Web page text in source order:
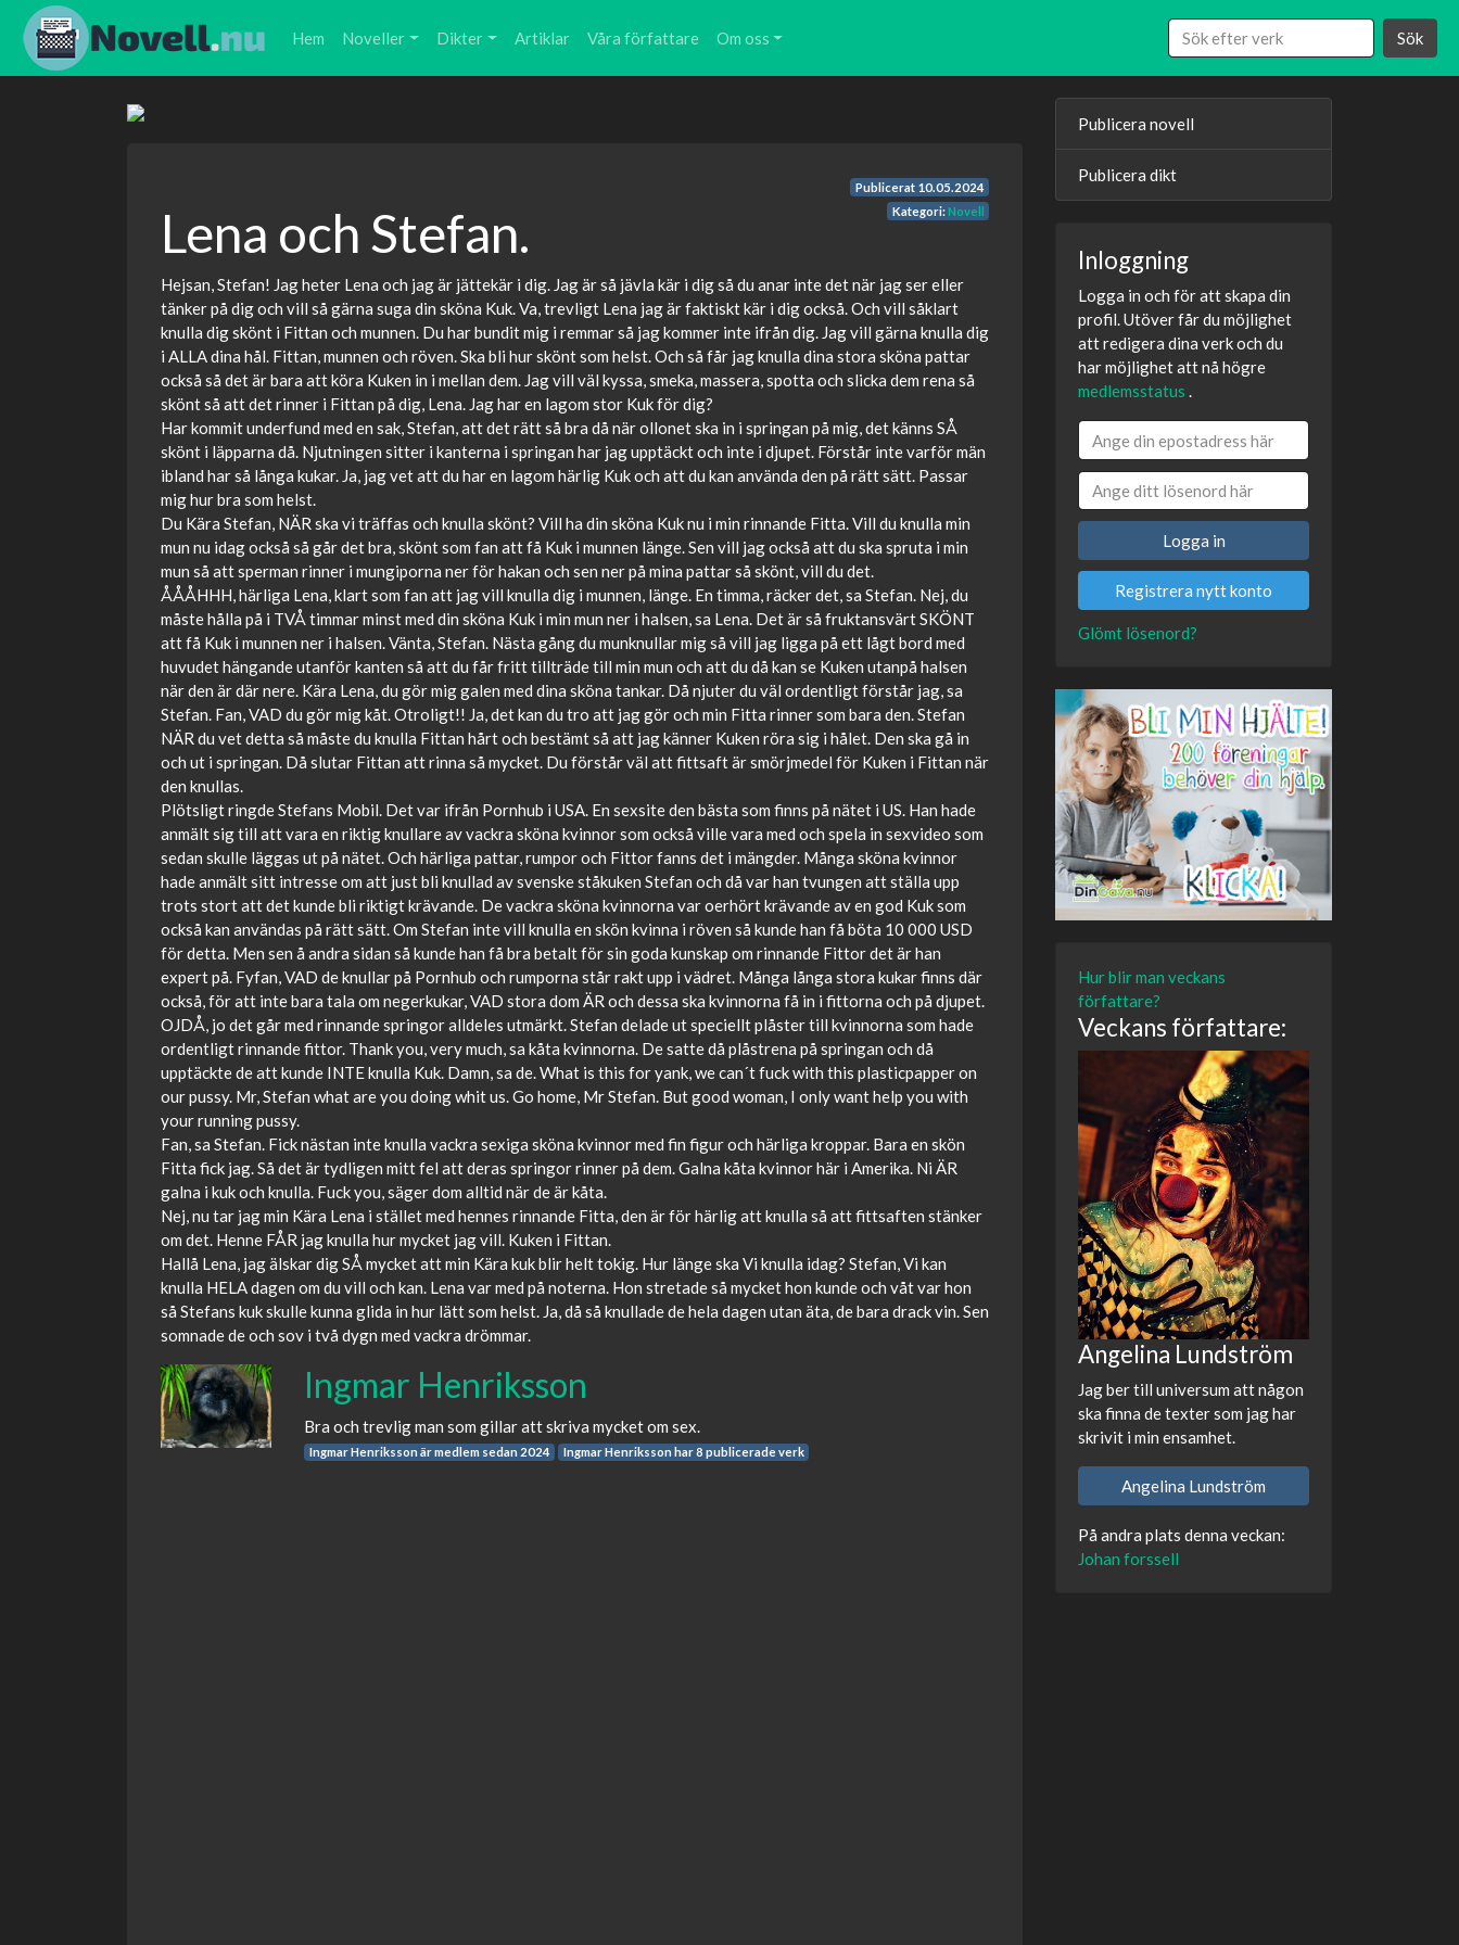
Hem Noveller Dikter Artiklar Våra författare Om oss Sök
Publicerat 10.05.2024
Kategori:Novell
Lena och Stefan.
Hejsan, Stefan! Jag heter Lena och jag är jättekär i dig. Jag är så jävla kär i dig så du anar inte det när jag ser eller
tänker på dig och vill så gärna suga din sköna Kuk. Va, trevligt Lena jag är faktiskt kär i dig också. Och vill såklart
knulla dig skönt i Fittan och munnen. Du har bundit mig i remmar så jag kommer inte ifrån dig. Jag vill gärna knulla dig
i ALLA dina hål. Fittan, munnen och röven. Ska bli hur skönt som helst. Och så får jag knulla dina stora sköna pattar
också så det är bara att köra Kuken in i mellan dem. Jag vill väl kyssa, smeka, massera, spotta och slicka dem rena så
skönt så att det rinner i Fittan på dig, Lena. Jag har en lagom stor Kuk för dig?
Har kommit underfund med en sak, Stefan, att det rätt så bra då när ollonet ska in i springan på mig, det känns SÅ
skönt i läpparna då. Njutningen sitter i kanterna i springan har jag upptäckt och inte i djupet. Förstår inte varför män
ibland har så långa kukar. Ja, jag vet att du har en lagom härlig Kuk och att du kan använda den på rätt sätt. Passar
mig hur bra som helst.
Du Kära Stefan, NÄR ska vi träffas och knulla skönt? Vill ha din sköna Kuk nu i min rinnande Fitta. Vill du knulla min
mun nu idag också så går det bra, skönt som fan att få Kuk i munnen länge. Sen vill jag också att du ska spruta i min
mun så att sperman rinner i mungiporna ner för hakan och sen ner på mina pattar så skönt, vill du det.
ÅÅÅHHH, härliga Lena, klart som fan att jag vill knulla dig i munnen, länge. En timma, räcker det, sa Stefan. Nej, du
måste hålla på i TVÅ timmar minst med din sköna Kuk i min mun ner i halsen, sa Lena. Det är så fruktansvärt SKÖNT
att få Kuk i munnen ner i halsen. Vänta, Stefan. Nästa gång du munknullar mig så vill jag ligga på ett lågt bord med
huvudet hängande utanför kanten så att du får fritt tillträde till min mun och att du då kan se Kuken utanpå halsen
när den är där nere. Kära Lena, du gör mig galen med dina sköna tankar. Då njuter du väl ordentligt förstår jag, sa
Stefan. Fan, VAD du gör mig kåt. Otroligt!! Ja, det kan du tro att jag gör och min Fitta rinner som bara den. Stefan
NÄR du vet detta så måste du knulla Fittan hårt och bestämt så att jag känner Kuken röra sig i hålet. Den ska gå in
och ut i springan. Då slutar Fittan att rinna så mycket. Du förstår väl att fittsaft är smörjmedel för Kuken i Fittan när
den knullas.
Plötsligt ringde Stefans Mobil. Det var ifrån Pornhub i USA. En sexsite den bästa som finns på nätet i US. Han hade
anmält sig till att vara en riktig knullare av vackra sköna kvinnor som också ville vara med och spela in sexvideo som
sedan skulle läggas ut på nätet. Och härliga pattar, rumpor och Fittor fanns det i mängder. Många sköna kvinnor
hade anmält sitt intresse om att just bli knullad av svenske ståkuken Stefan och då var han tvungen att ställa upp
trots stort att det kunde bli riktigt krävande. De vackra sköna kvinnorna var oerhört krävande av en god Kuk som
också kan användas på rätt sätt. Om Stefan inte vill knulla en skön kvinna i röven så kunde han få böta 10 000 USD
för detta. Men sen å andra sidan så kunde han få bra betalt för sin goda kunskap om rinnande Fittor det är han
expert på. Fyfan, VAD de knullar på Pornhub och rumporna står rakt upp i vädret. Många långa stora kukar finns där
också, för att inte bara tala om negerkukar, VAD stora dom ÄR och dessa ska kvinnorna få in i fittorna och på djupet.
OJDÅ, jo det går med rinnande springor alldeles utmärkt. Stefan delade ut speciellt plåster till kvinnorna som hade
ordentligt rinnande fittor. Thank you, very much, sa kåta kvinnorna. De satte då plåstrena på springan och då
upptäckte de att kunde INTE knulla Kuk. Damn, sa de. What is this for yank, we can´t fuck with this plasticpapper on
our pussy. Mr, Stefan what are you doing whit us. Go home, Mr Stefan. But good woman, I only want help you with
your running pussy.
Fan, sa Stefan. Fick nästan inte knulla vackra sexiga sköna kvinnor med fin figur och härliga kroppar. Bara en skön
Fitta fick jag. Så det är tydligen mitt fel att deras springor rinner på dem. Galna kåta kvinnor här i Amerika. Ni ÄR
galna i kuk och knulla. Fuck you, säger dom alltid när de är kåta.
Nej, nu tar jag min Kära Lena i stället med hennes rinnande Fitta, den är för härlig att knulla så att fittsaften stänker
om det. Henne FÅR jag knulla hur mycket jag vill. Kuken i Fittan.
Hallå Lena, jag älskar dig SÅ mycket att min Kära kuk blir helt tokig. Hur länge ska Vi knulla idag? Stefan, Vi kan
knulla HELA dagen om du vill och kan. Lena var med på noterna. Hon stretade så mycket hon kunde och våt var hon
så Stefans kuk skulle kunna glida in hur lätt som helst. Ja, då så knullade de hela dagen utan äta, de bara drack vin. Sen
somnade de och sov i två dygn med vackra drömmar.
Ingmar Henriksson
Bra och trevlig man som gillar att skriva mycket om sex.
Ingmar Henriksson är medlem sedan 2024 Ingmar Henriksson har 8 publicerade verk
Publicera novell
Publicera dikt
Inloggning
Logga in och för att skapa din
profil. Utöver får du möjlighet
att redigera dina verk och du
har möjlighet att nå högre
medlemsstatus .
Logga in
Registrera nytt konto
Glömt lösenord?
Hur blir man veckans
författare?
Veckans författare:
Angelina Lundström
Jag ber till universum att någon
ska finna de texter som jag har
skrivit i min ensamhet.
Angelina Lundström
På andra plats denna veckan:
Johan forssell